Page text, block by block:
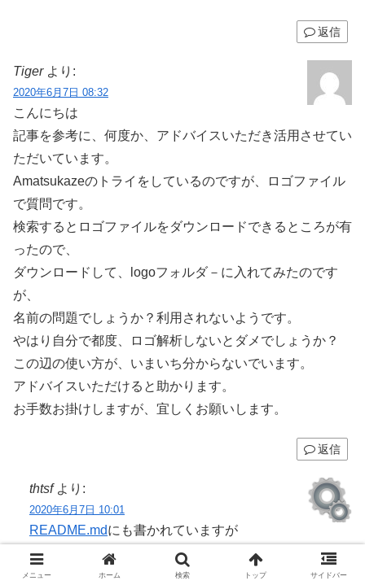
返信
Tiger より:
2020年6月7日 08:32
こんにちは
記事を参考に、何度か、アドバイスいただき活用させてい
ただいています。
Amatsukazeのトライをしているのですが、ロゴファイル
で質問です。
検索するとロゴファイルをダウンロードできるところが有
ったので、
ダウンロードして、logoフォルダ－に入れてみたのです
が、
名前の問題でしょうか？利用されないようです。
やはり自分で都度、ロゴ解析しないとダメでしょうか？
この辺の使い方が、いまいち分からないでいます。
アドバイスいただけると助かります。
お手数お掛けしますが、宜しくお願いします。
返信
thtsf より:
2020年6月7日 10:01
README.mdにも書かれていますが
Amatsukazeは独自形式のロゴファイルが必要です。
AviUtlで作成したものは使えません。
メニュー ホーム 検索 トップ サイドバー